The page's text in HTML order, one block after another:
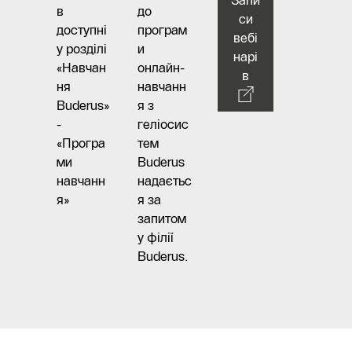
в
доступні
у розділі
«Навчан
ня
Buderus»
-
«Програ
ми
навчанн
я»
до
програм
и
онлайн-
навчанн
я з
геліосис
тем
Buderus
надаєтьс
я за
запитом
у філії
Buderus.
си
вебі
нарі
в